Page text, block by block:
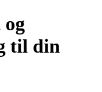
til din